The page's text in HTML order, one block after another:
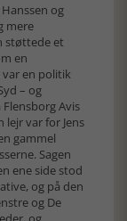
og
mere
støttede et
en
en politik
– og
Avis
lejr var for Jens
gammel
Sagen
ene side stod
og på den
og De